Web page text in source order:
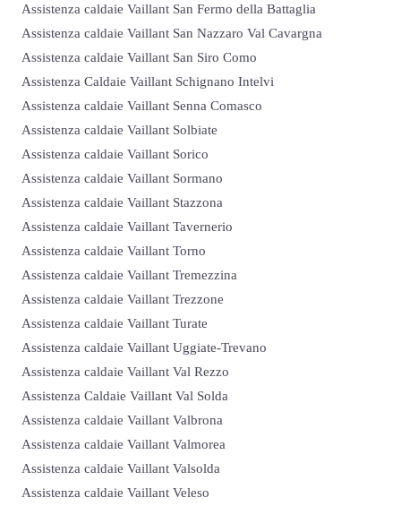
Assistenza caldaie Vaillant San Fermo della Battaglia
Assistenza caldaie Vaillant San Nazzaro Val Cavargna
Assistenza caldaie Vaillant San Siro Como
Assistenza Caldaie Vaillant Schignano Intelvi
Assistenza caldaie Vaillant Senna Comasco
Assistenza caldaie Vaillant Solbiate
Assistenza caldaie Vaillant Sorico
Assistenza caldaie Vaillant Sormano
Assistenza caldaie Vaillant Stazzona
Assistenza caldaie Vaillant Tavernerio
Assistenza caldaie Vaillant Torno
Assistenza caldaie Vaillant Tremezzina
Assistenza caldaie Vaillant Trezzone
Assistenza caldaie Vaillant Turate
Assistenza caldaie Vaillant Uggiate-Trevano
Assistenza caldaie Vaillant Val Rezzo
Assistenza Caldaie Vaillant Val Solda
Assistenza caldaie Vaillant Valbrona
Assistenza caldaie Vaillant Valmorea
Assistenza caldaie Vaillant Valsolda
Assistenza caldaie Vaillant Veleso